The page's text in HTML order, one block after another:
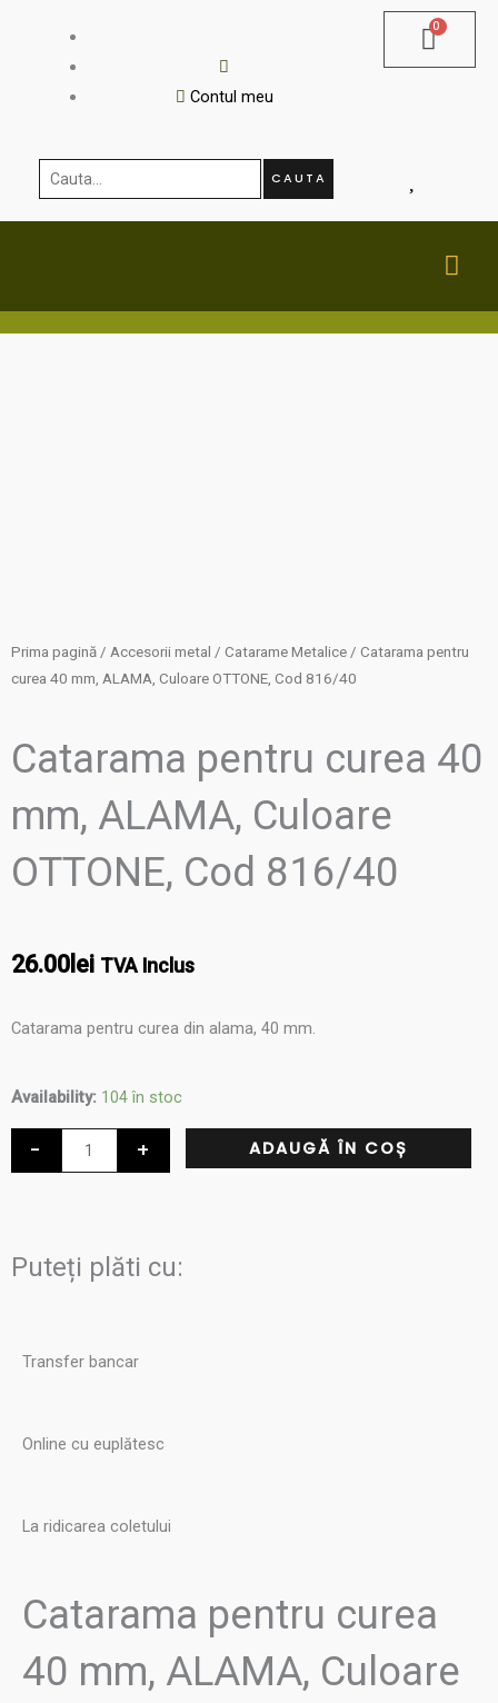
Contul meu
Cauta... CAUTA
Prima pagină / Accesorii metal / Catarame Metalice / Catarama pentru
curea 40 mm, ALAMA, Culoare OTTONE, Cod 816/40
Catarama pentru curea 40
mm, ALAMA, Culoare
OTTONE, Cod 816/40
26.00 lei TVA Inclus
Catarama pentru curea din alama, 40 mm.
Availability: 104 în stoc
-
Cantitate
Catarama
pentru
ALAMA,
Cod
+ ADAUGĂ ÎN COȘ
Puteți plăti cu:
Transfer bancar
Online cu euplătesc
La ridicarea coletului
Catarama pentru curea
40 mm, ALAMA, Culoare